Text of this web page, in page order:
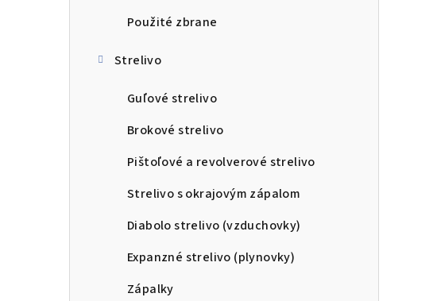
Použité zbrane
Strelivo
Guľové strelivo
Brokové strelivo
Pištoľové a revolverové strelivo
Strelivo s okrajovým zápalom
Diabolo strelivo (vzduchovky)
Expanzné strelivo (plynovky)
Zápalky